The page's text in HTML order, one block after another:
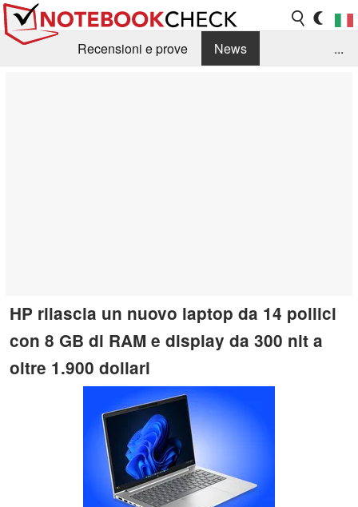
Recensioni e prove
News
...
HP rilascia un nuovo laptop da 14 pollici
con 8 GB di RAM e display da 300 nit a
oltre 1.900 dollari